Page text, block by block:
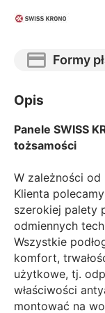
Formy
Opis
Panele SWISS
tożsamości
W zależności
Klienta
szerokiej palety
odmiennych
Wszystkie
komfort,
użytkowe, tj.
właściwości
montować na